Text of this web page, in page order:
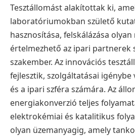
Tesztállomást alakítottak ki,
laboratóriumokban születő
hasznosítása, felskálázása
értelmezhető az ipari partnerek
szakember. Az innovációs
fejlesztik, szolgáltatásai igénybe
és a ipari szféra számára. Az
energiakonverzió teljes
elektrokémiai és katalitikus
olyan üzemanyagig, amely